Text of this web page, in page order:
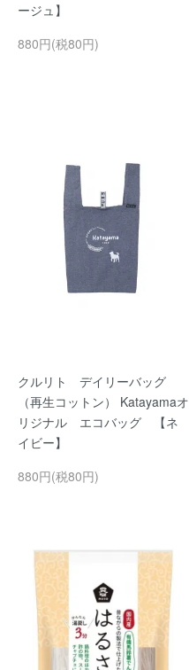
ージュ】
880円(税80円)
クルリト デイリーバッグ
（再生コットン） Katayamaオ
リジナル エコバッグ 【ネ
イビー】
880円(税80円)